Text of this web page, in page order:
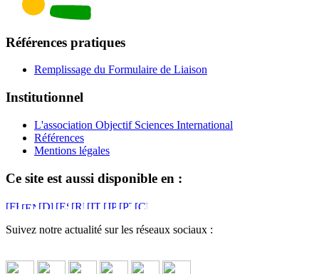
Références pratiques
Remplissage du Formulaire de Liaison
Institutionnel
L'association Objectif Sciences International
Références
Mentions légales
Ce site est aussi disponible en :
Suivez notre actualité sur les réseaux sociaux :